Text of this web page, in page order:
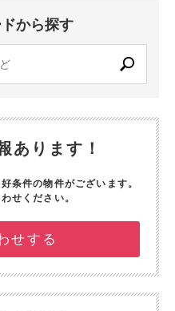
から探す
あります！
条件の物件がございます。
せください。
せする